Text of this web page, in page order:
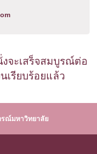
จะเสร็จสมบูรณ์ต่อ
เรียบร้อยแล้ว
ณ์มหาวิทยาลัย